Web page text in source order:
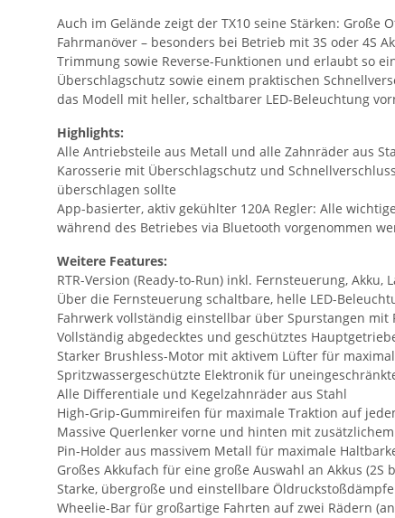
Auch im Gelände zeigt der TX10 seine Stärken:
Fahrmanöver – besonders bei Betrieb mit 3S oder 4S
Trimmung sowie Reverse-Funktionen und erlaubt so
Überschlagschutz sowie einem praktischen
das Modell mit heller, schaltbarer LED-Beleuchtung
Highlights:
Alle Antriebsteile aus Metall und alle Zahnräder aus
Karosserie mit Überschlagschutz und
überschlagen sollte
App-basierter, aktiv gekühlter 120A Regler: Alle
während des Betriebes via Bluetooth vorgenommen
Weitere Features:
RTR-Version (Ready-to-Run) inkl. Fernsteuerung, Akku,
Über die Fernsteuerung schaltbare, helle LED-
Fahrwerk vollständig einstellbar über Spurstangen mit
Vollständig abgedecktes und geschütztes
Starker Brushless-Motor mit aktivem Lüfter für
Spritzwassergeschützte Elektronik für
Alle Differentiale und Kegelzahnräder aus Stahl
High-Grip-Gummireifen für maximale Traktion auf
Massive Querlenker vorne und hinten mit
Pin-Holder aus massivem Metall für maximale
Großes Akkufach für eine große Auswahl an Akkus (2S
Starke, übergroße und einstellbare
Wheelie-Bar für großartige Fahrten auf zwei Rädern (an